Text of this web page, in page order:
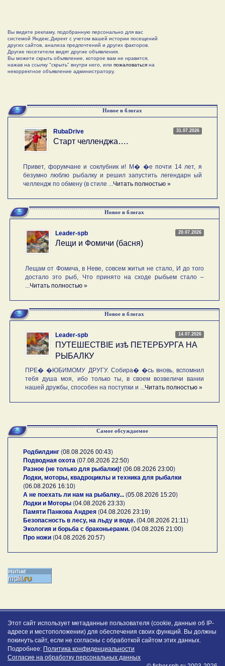
Вы видите рекламу, подобранную персонально для вас
системой Яндекс.Директ с учетом вашей истории посещений
других сайтов, анализа предпочтений и других факторов.
Другие посетители видят другие объявления.
Вы можете скрыть объявление, которое вам не нравится,
нажав на ссылку "скрыть" внутри него, или пожаловаться на
некорректное объявление администратору.
Новое в блогах
31.07.2026
RubaDrive
Старт челленджа….
Привет, форумчане и соклубник и! М� �е почти 14 лет, я
безумно люблю рыбалку и решил запустить легендарн ый
челлендж по обмену (в стиле ...Читать полностью »
Новое в блогах
20.07.2026
Leader-spb
Лещи и Фомичи (басня)
Лещам от Фомича, в Неве, совсем житья не стало, И до того
достало это рыб, Что принято на сходе рыбьем стало –
...Читать полностью »
Новое в блогах
14.07.2026
Leader-spb
ПУТЕШЕСТВIE изѣ ПЕТЕРБУРГА НА
РЫБАЛКУ
ПРЕ� �ЮБИМОМУ ДРУГУ. Собира� �сь вновь, вспомнил
тебя душа моя, ибо только ты, в своем возвеличи вании
нашей дружбы, способен на поступки и ...Читать полностью »
Самое обсуждаемое
Родбилдинг (08.08.2026 00:43)
Подводная охота (07.08.2026 22:50)
Разное (не только для рыбалки)! (06.08.2026 23:00)
Лодки, моторы, квадроциклы и техника для рыбалки
(06.08.2026 16:10)
А не поехать ли нам на рыбалку... (05.08.2026 15:20)
Лодки и Моторы (04.08.2026 23:33)
Памяти Панкова Андрея (04.08.2026 23:19)
Безопасность в лесу, на льду и воде. (04.08.2026 21:11)
Экология и борьба с браконьерами. (04.08.2026 21:00)
Про ножи (04.08.2026 20:57)
Этот сайт использует метаданные пользователя (cookie, данные об IP-
адресе и местоположении) для обеспечения своих функций. Вы должны
покинуть сайт, если не согласны с обработкой сайтом этих данных.
Подробнее: Политика конфиденциальности
Согласие на обработку персональных данных